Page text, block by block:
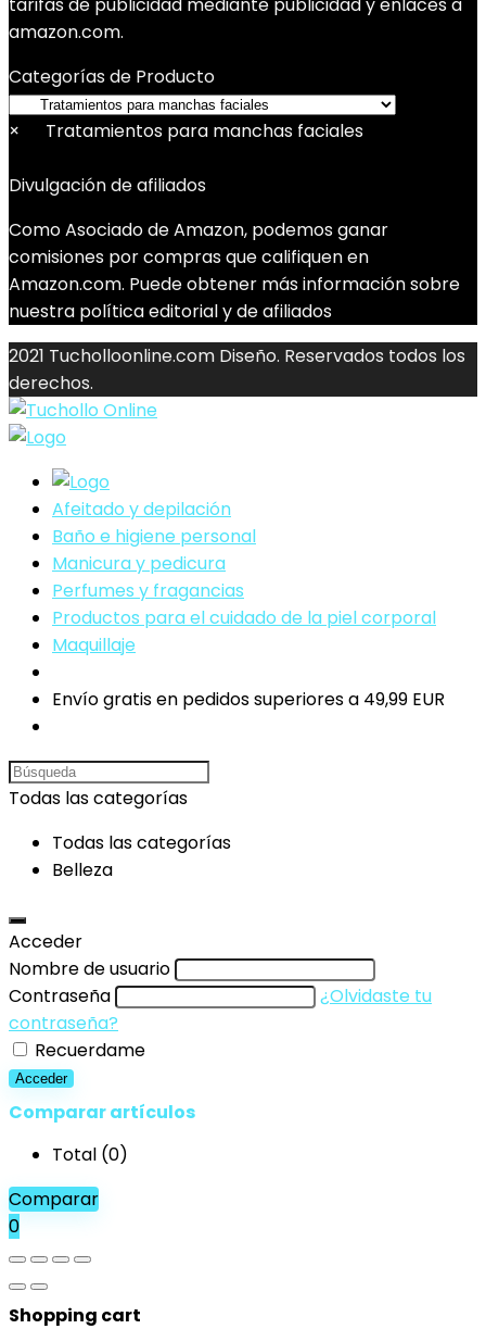
amazon.com.
Categorías de Producto
× Tratamientos para manchas faciales
Divulgación de afiliados
Como Asociado de Amazon, podemos ganar
comisiones por compras que califiquen en
Amazon.com. Puede obtener más información sobre
nuestra política editorial y de afiliados
2021 Tucholloonline.com Diseño. Reservados todos los
derechos.
Afeitado y depilación
Baño e higiene personal
Manicura y pedicura
Perfumes y fragancias
Productos para el cuidado de la piel corporal
Maquillaje
Envío gratis en pedidos superiores a 49,99 EUR
Search
for:
Todas las categorías
Todas las categorías
Belleza
Acceder
Nombre de usuario
Contraseña
¿Olvidaste tu
contraseña?
Recuerdame
Acceder
Comparar artículos
Total (0)
Comparar
0
Shopping cart